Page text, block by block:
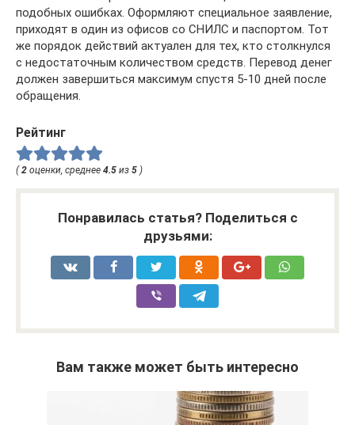
подобных ошибках. Оформляют специальное заявление,
приходят в один из офисов со СНИЛС и паспортом. Тот
же порядок действий актуален для тех, кто столкнулся
с недостаточным количеством средств. Перевод денег
должен завершиться максимум спустя 5-10 дней после
обращения.
Рейтинг
(2 оценки, среднее 4.5 из 5 )
Понравилась статья? Поделиться с
друзьями:
Вам также может быть интересно